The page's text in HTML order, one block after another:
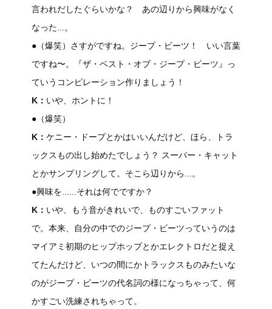
言われだしたぐらいかな？ あの辺りから興味がなく
なった...。
●（爆笑）さすがですね。ジープ・ビーツ！ いい言葉
ですね〜。『ザ・ベスト・オブ・ジープ・ビーツ』っ
ていうコンピレーション作りましょう！
K： いや、ホントに！
●（爆笑）
K： ケニー・ドープとかはいいんだけど、ほら、トラ
ックスもの出し始めたでしょう？ スーパー・キャット
とかサンプリングして。そこら辺りから...。
●興味を......それは何でですか？
K： いや、もう音がきれいで、ものすごいファット
で。本来、自分の中でのジープ・ビーツっていうのは
マイアミ初期のヒップホップとかエレクトロだと捉え
てたんだけど、いつの間にかトラックスものみたいな
のがジープ・ビーツの代名詞の様になっちゃって、何
かすごい洗練されちゃって。